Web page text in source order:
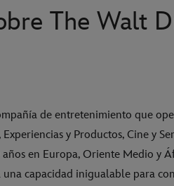
The Walt
de entretenimiento que
y Productos, Cine y
en Europa, Oriente Medio y
capacidad inigualable para